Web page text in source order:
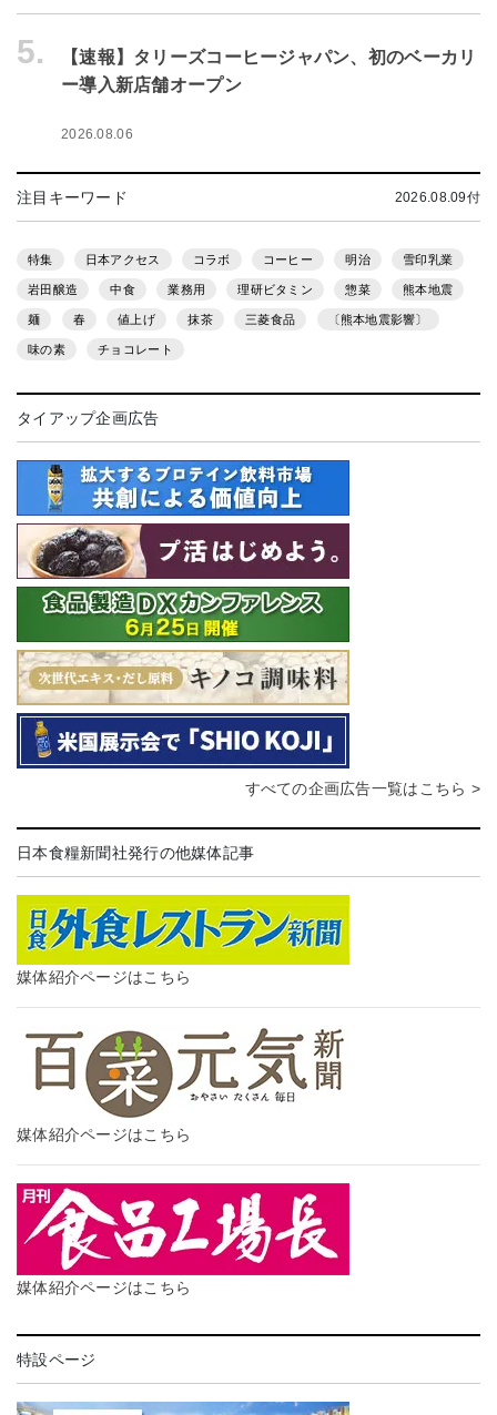
5.
【速報】タリーズコーヒージャパン、初のベーカリ
ー導入新店舗オープン
2026.08.06
注目キーワード 2026.08.09付
特集 日本アクセス コラボ コーヒー 明治 雪印乳業
岩田醸造 中食 業務用 理研ビタミン 惣菜 熊本地震
麺 春 値上げ 抹茶 三菱食品 〔熊本地震影響〕
味の素 チョコレート
タイアップ企画広告
すべての企画広告一覧はこちら >
日本食糧新聞社発行の他媒体記事
媒体紹介ページはこちら
媒体紹介ページはこちら
媒体紹介ページはこちら
特設ページ